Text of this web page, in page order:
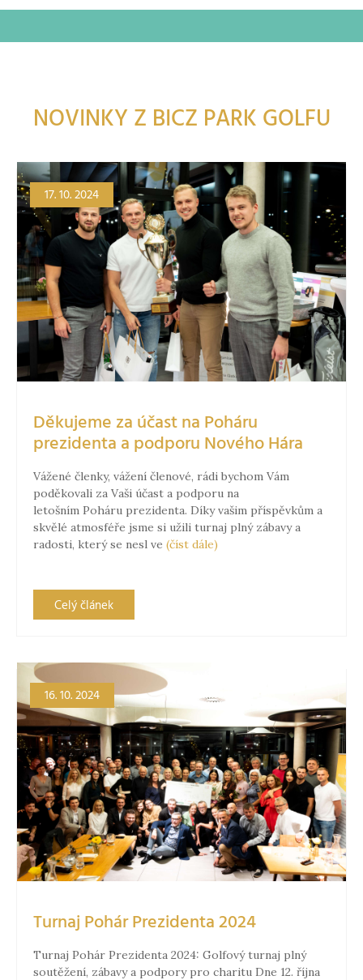
NOVINKY Z BICZ PARK GOLFU
17. 10. 2024
Děkujeme za účast na Poháru
prezidenta a podporu Nového Hára
Vážené členky, vážení členové, rádi bychom Vám
poděkovali za Vaši účast a podporu na
letošním Poháru prezidenta. Díky vašim příspěvkům a
skvělé atmosféře jsme si užili turnaj plný zábavy a
radosti, který se nesl ve (číst dále)
Celý článek
16. 10. 2024
Turnaj Pohár Prezidenta 2024
Turnaj Pohár Prezidenta 2024: Golfový turnaj plný
soutěžení, zábavy a podpory pro charitu Dne 12. října